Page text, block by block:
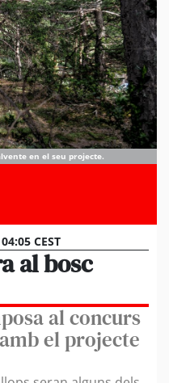
en el seu projecte.
CEST
al bosc
al concurs
el projecte